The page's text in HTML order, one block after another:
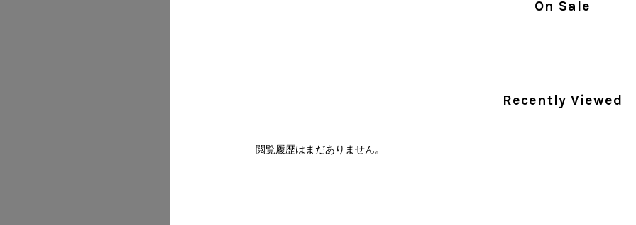
CELINE セリーヌ 財布 ブラック ガンチーニ レザー 3つ折り vintage ヴィンテージ オールド 6xspmn
On Sale
Recently Viewed
閲覧履歴はまだありません。